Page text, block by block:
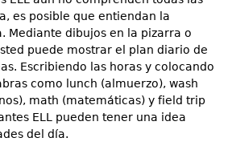
es posible que entiendan la
Mediante dibujos en la pizarra o
puede mostrar el plan diario de
Escribiendo las horas y colocando
como lunch (almuerzo), wash
math (matemáticas) y field trip
ELL pueden tener una idea
del día.